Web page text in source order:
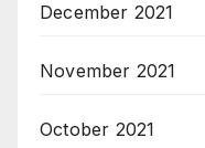
December 2021
November 2021
October 2021